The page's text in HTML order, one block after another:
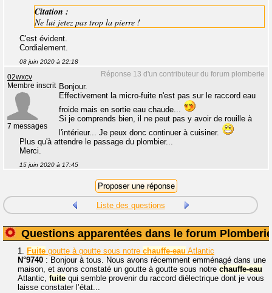
Citation :
Ne lui jetez pas trop la pierre !
C'est évident.
Cordialement.
08 juin 2020 à 22:18
Réponse 13 d'un contributeur du forum plomberie
02wxcv
Membre inscrit
7 messages
Bonjour.
Effectivement la micro-fuite n'est pas sur le raccord eau
froide mais en sortie eau chaude...
Si je comprends bien, il ne peut pas y avoir de rouille à
l'intérieur... Je peux donc continuer à cuisiner.
Plus qu'à attendre le passage du plombier...
Merci.
15 juin 2020 à 17:45
Liste des questions
Questions apparentées dans le forum Plomberie
1. Fuite goutte à goutte sous notre chauffe-eau Atlantic
N°9740 : Bonjour à tous. Nous avons récemment emménagé dans une
maison, et avons constaté un goutte à goutte sous notre chauffe-eau
Atlantic, fuite qui semble provenir du raccord diélectrique dont je vous
laisse constater l’état...